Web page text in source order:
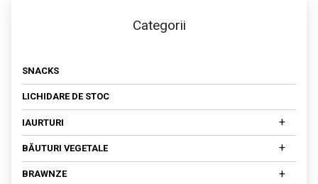
Categorii
SNACKS
LICHIDARE DE STOC
IAURTURI
IAURTURI DIN LAPTE DE COCOS
IAURTURI DIN NUCI CAJU
+
BĂUTURI VEGETALE +
BRAWNZE +